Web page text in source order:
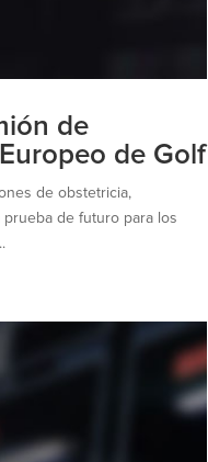
de
de Golf
de obstetricia,
de futuro para los